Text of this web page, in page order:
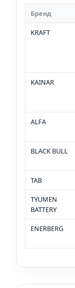
Бренд
KRAFT
KAINAR
ALFA
BLACK BULL
TAB
TYUMEN
BATTERY
ENERBERG